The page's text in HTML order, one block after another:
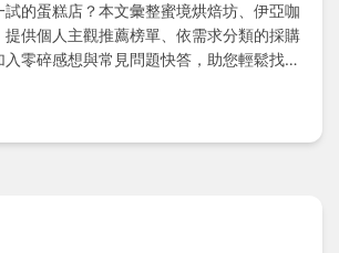
試的蛋糕店？本文彙整蜜境烘焙坊、伊亞咖
供個人主觀推薦榜單、依需求分類的採購
零碎感想與常見問題快答，助您輕鬆找到